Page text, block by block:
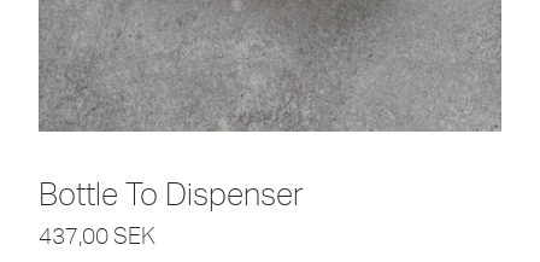
Bottle To Dispenser
437,00 SEK